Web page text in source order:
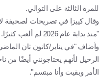
للمرة الثالثة على التوالي.
وقال كييزا في تصريحات لصحيفة
"منذ بداية عام 2026 لم ألعب كثيرًا. لدي علاقة جيدة مع ليفربول".
وأضاف "في يناير/كانون ثان
الرحيل لأنهم يحتاجونني أيضًا من
الأمر وبقيت وأنا مبتسم".